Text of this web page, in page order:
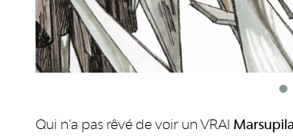
Qui n’a pas rêvé de voir un VRAI